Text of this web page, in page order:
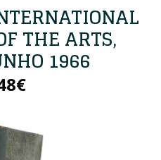
THE ARTS,
1966